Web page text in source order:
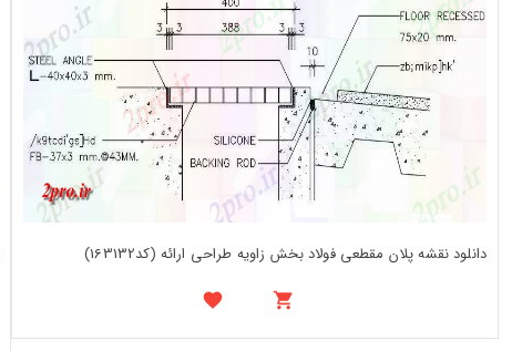
دانلود نقشه پلان مقطعی فولاد بخش زاویه طراحی ارائه (کد163132)